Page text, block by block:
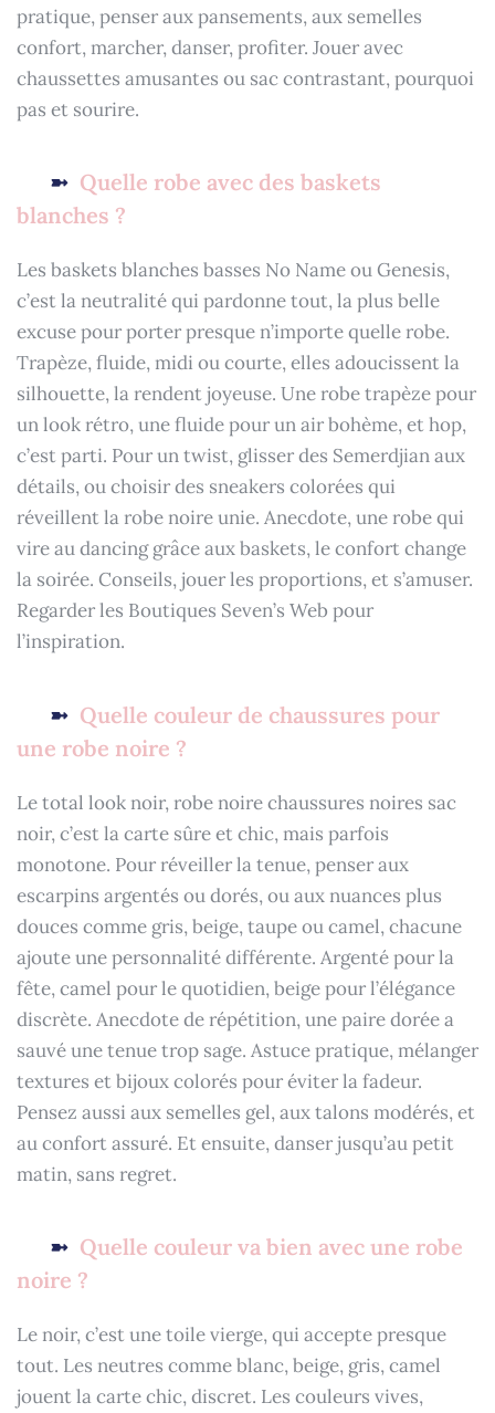
pratique, penser aux pansements, aux semelles
confort, marcher, danser, profiter. Jouer avec
chaussettes amusantes ou sac contrastant, pourquoi
pas et sourire.
Quelle robe avec des baskets
blanches ?
Les baskets blanches basses No Name ou Genesis,
c’est la neutralité qui pardonne tout, la plus belle
excuse pour porter presque n’importe quelle robe.
Trapèze, fluide, midi ou courte, elles adoucissent la
silhouette, la rendent joyeuse. Une robe trapèze pour
un look rétro, une fluide pour un air bohème, et hop,
c’est parti. Pour un twist, glisser des Semerdjian aux
détails, ou choisir des sneakers colorées qui
réveillent la robe noire unie. Anecdote, une robe qui
vire au dancing grâce aux baskets, le confort change
la soirée. Conseils, jouer les proportions, et s’amuser.
Regarder les Boutiques Seven’s Web pour
l’inspiration.
Quelle couleur de chaussures pour
une robe noire ?
Le total look noir, robe noire chaussures noires sac
noir, c’est la carte sûre et chic, mais parfois
monotone. Pour réveiller la tenue, penser aux
escarpins argentés ou dorés, ou aux nuances plus
douces comme gris, beige, taupe ou camel, chacune
ajoute une personnalité différente. Argenté pour la
fête, camel pour le quotidien, beige pour l’élégance
discrète. Anecdote de répétition, une paire dorée a
sauvé une tenue trop sage. Astuce pratique, mélanger
textures et bijoux colorés pour éviter la fadeur.
Pensez aussi aux semelles gel, aux talons modérés, et
au confort assuré. Et ensuite, danser jusqu’au petit
matin, sans regret.
Quelle couleur va bien avec une robe
noire ?
Le noir, c’est une toile vierge, qui accepte presque
tout. Les neutres comme blanc, beige, gris, camel
jouent la carte chic, discret. Les couleurs vives,